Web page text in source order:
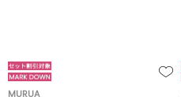
MURUA